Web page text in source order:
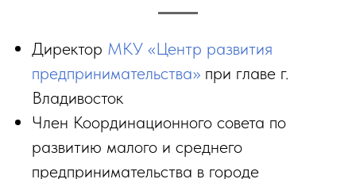
Директор МКУ «Центр развития
предпринимательства» при главе г.
Владивосток
Член Координационного совета по
развитию малого и среднего
предпринимательства в городе